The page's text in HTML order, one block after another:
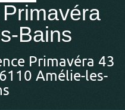
Bains
Primavéra 43
Amélie-les-